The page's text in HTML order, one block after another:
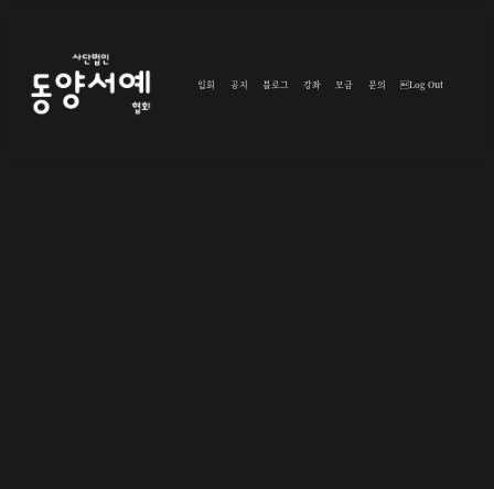
입회 공지 블로그 강좌 모금 문의 Log Out